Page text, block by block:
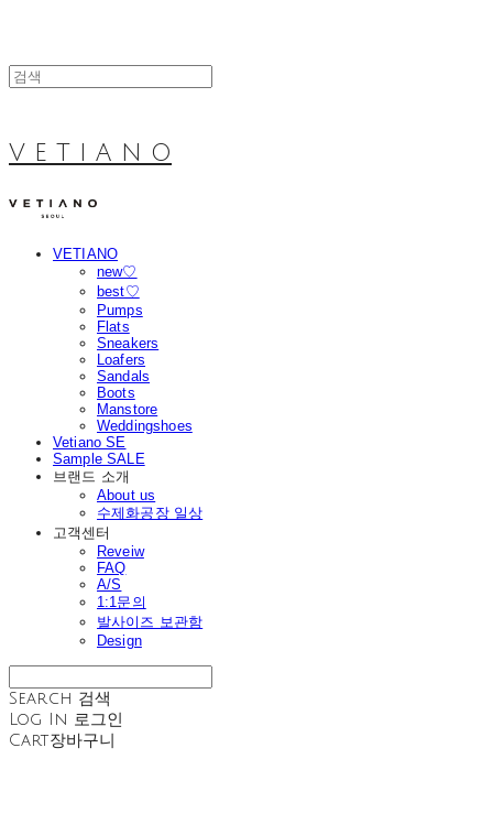
V E T I A N O
VETIANO
new♡
best♡
Pumps
Flats
Sneakers
Loafers
Sandals
Boots
Manstore
Weddingshoes
Vetiano SE
Sample SALE
브랜드 소개
About us
수제화공장 일상
고객센터
Reveiw
FAQ
A/S
1:1문의
발사이즈 보관함
Design
Search 검색
Log In 로그인
Cart장바구니